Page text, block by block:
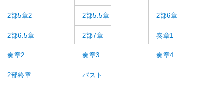
2部5章2 2部5.5章 2部6章
2部6.5章 2部7章 奏章1
奏章2 奏章3 奏章4
2部終章 パスト